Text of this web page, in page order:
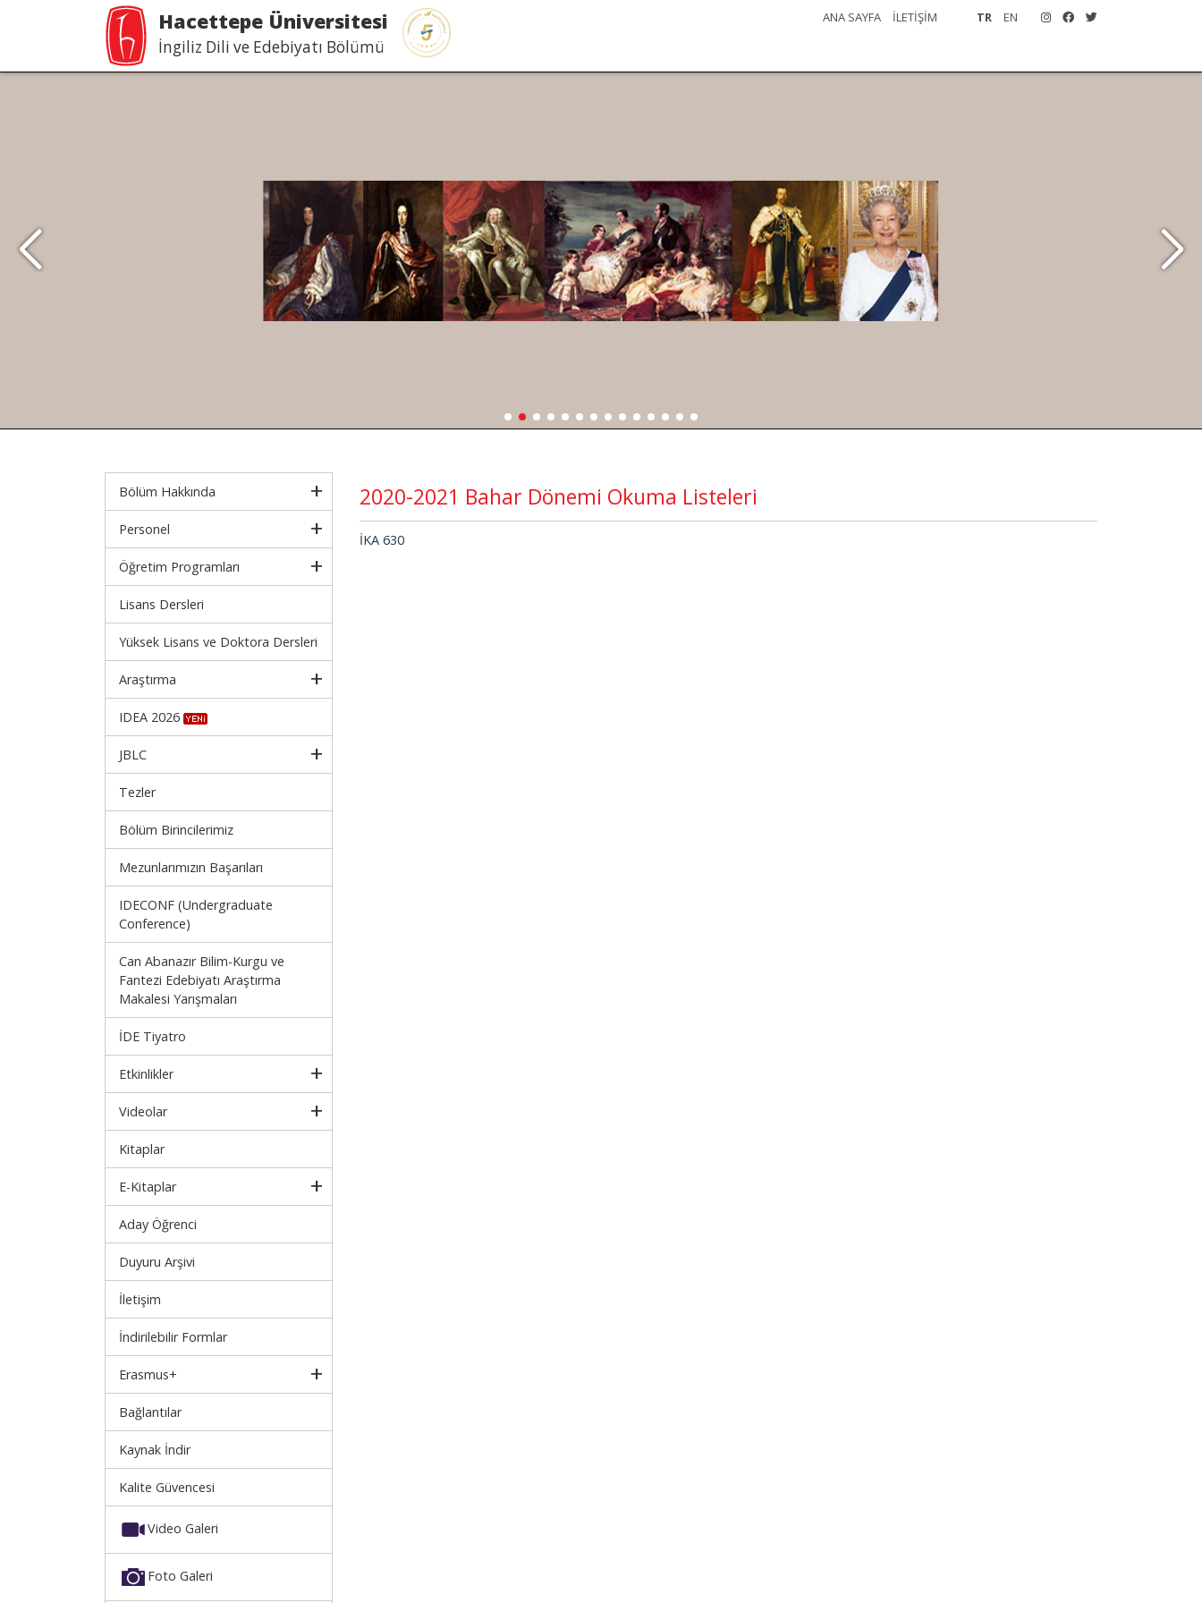
Hacettepe Üniversitesi
İngiliz Dili ve Edebiyatı Bölümü
TR EN
ANA SAYFA İLETİŞİM
Bölüm Hakkında
Personel
Öğretim Programları
Lisans Dersleri
Yüksek Lisans ve Doktora Dersleri
Araştırma
IDEA 2026
JBLC
Tezler
Bölüm Birincilerimiz
Mezunlarımızın Başarıları
IDECONF (Undergraduate
Conference)
Can Abanazır Bilim-Kurgu ve
Fantezi Edebiyatı Araştırma
Makalesi Yarışmaları
İDE Tiyatro
Etkinlikler
Videolar
Kitaplar
E-Kitaplar
Aday Öğrenci
Duyuru Arşivi
İletişim
İndirilebilir Formlar
Erasmus+
Bağlantılar
Kaynak İndir
Kalite Güvencesi
Video Galeri
Foto Galeri
2020-2021 Bahar Dönemi Okuma Listeleri
İKA 630